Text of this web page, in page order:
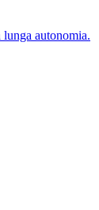
lunga autonomia.